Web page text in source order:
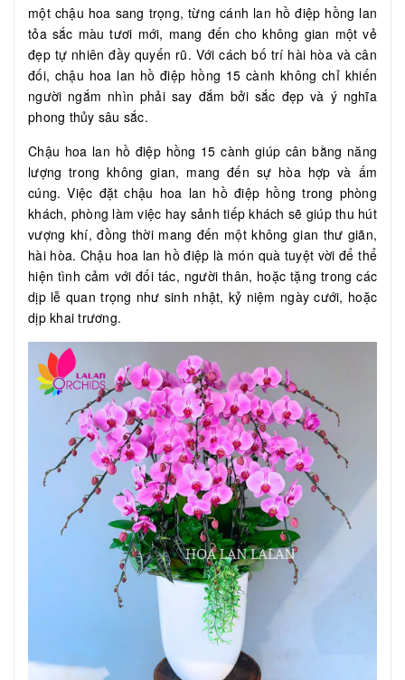
một chậu hoa sang trọng, từng cánh lan hồ điệp hồng lan
tỏa sắc màu tươi mới, mang đến cho không gian một vẻ
đẹp tự nhiên đầy quyến rũ. Với cách bố trí hài hòa và cân
đối, chậu hoa lan hồ điệp hồng 15 cành không chỉ khiến
người ngắm nhìn phải say đắm bởi sắc đẹp và ý nghĩa
phong thủy sâu sắc.
Chậu hoa lan hồ điệp hồng 15 cành giúp cân bằng năng
lượng trong không gian, mang đến sự hòa hợp và ấm
cúng. Việc đặt chậu hoa lan hồ điệp hồng trong phòng
khách, phòng làm việc hay sảnh tiếp khách sẽ giúp thu hút
vượng khí, đồng thời mang đến một không gian thư giãn,
hài hòa. Chậu hoa lan hồ điệp là món quà tuyệt vời để thể
hiện tình cảm với đối tác, người thân, hoặc tặng trong các
dịp lễ quan trọng như sinh nhật, kỷ niệm ngày cưới, hoặc
dịp khai trương.